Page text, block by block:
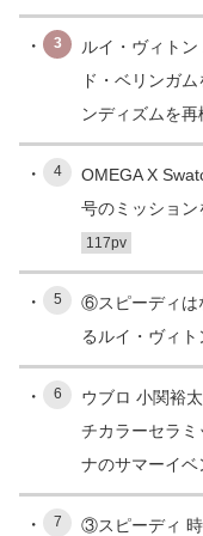
3
ルイ・ヴィト
ド・ベリンガ
ンディズムを再
4
OMEGA X
号のミッション
117pv
5
⑥スピーディは
るルイ・ヴィ
6
ウブロ 小関裕
チカラーセラ
ナのサマーイベ
7
③スピーディ